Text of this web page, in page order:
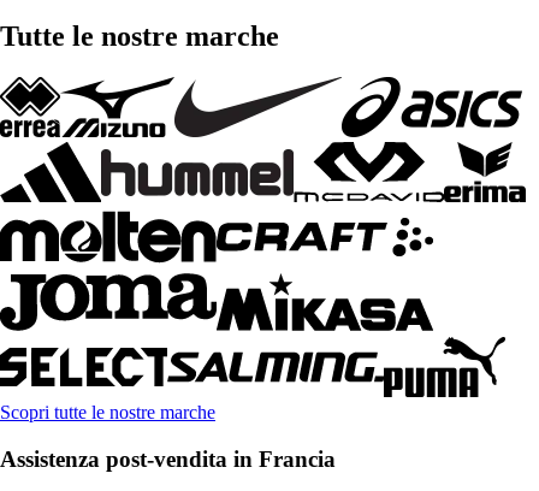
Tutte le nostre marche
Scopri tutte le nostre marche
Assistenza post-vendita in Francia